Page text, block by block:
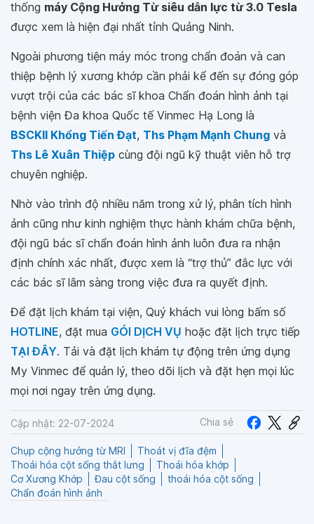
thống máy Cộng Hưởng Từ siêu dẫn lực từ 3.0 Tesla
được xem là hiện đại nhất tỉnh Quảng Ninh.
Ngoài phương tiện máy móc trong chẩn đoán và can
thiệp bệnh lý xương khớp cần phải kể đến sự đóng góp
vượt trội của các bác sĩ khoa Chẩn đoán hình ảnh tại
bệnh viện Đa khoa Quốc tế Vinmec Hạ Long là
BSCKII Khổng Tiến Đạt, Ths Phạm Mạnh Chung và
Ths Lê Xuân Thiệp cùng đội ngũ kỹ thuật viên hỗ trợ
chuyên nghiệp.
Nhờ vào trình độ nhiều năm trong xử lý, phân tích hình
ảnh cũng như kinh nghiệm thực hành khám chữa bệnh,
đội ngũ bác sĩ chẩn đoán hình ảnh luôn đưa ra nhận
định chính xác nhất, được xem là “trợ thủ” đắc lực với
các bác sĩ lâm sàng trong việc đưa ra quyết định.
Để đặt lịch khám tại viện, Quý khách vui lòng bấm số
HOTLINE, đặt mua GÓI DỊCH VỤ hoặc đặt lịch trực tiếp
TẠI ĐÂY. Tải và đặt lịch khám tự động trên ứng dụng
My Vinmec để quản lý, theo dõi lịch và đặt hẹn mọi lúc
mọi nơi ngay trên ứng dụng.
Cập nhật: 22-07-2024 Chia sẻ
Chụp cộng hưởng từ MRI
Thoát vị đĩa đệm
Thoái hóa cột sống thắt lưng
Thoái hóa khớp
Cơ Xương Khớp
Đau cột sống
thoái hóa cột sống
Chẩn đoán hình ảnh